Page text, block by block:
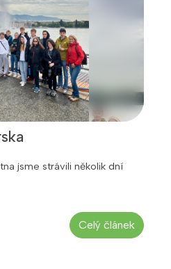
jsme strávili několik dní
Celý článek